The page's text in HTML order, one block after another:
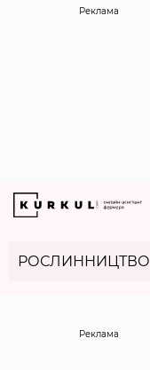
Реклама
РОСЛИННИЦТВО
Реклама